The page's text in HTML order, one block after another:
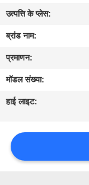
यात्रा
गुणवत्ता
नियंत्रण
संपर्क
करें
उत्पत्ति के प्लेस:
ब्रांड नाम:
प्रमाणन:
मॉडल संख्या:
हाई लाइट: